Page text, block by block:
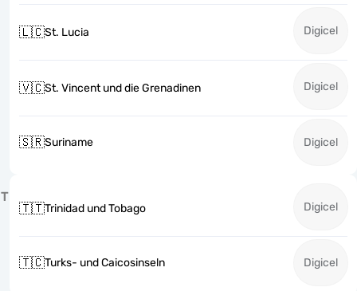
🇱🇨St. Lucia Digicel
🇻🇨St. Vincent und die Grenadinen Digicel
🇸🇷Suriname Digicel
T
🇹🇹Trinidad und Tobago Digicel
🇹🇨Turks- und Caicosinseln Digicel